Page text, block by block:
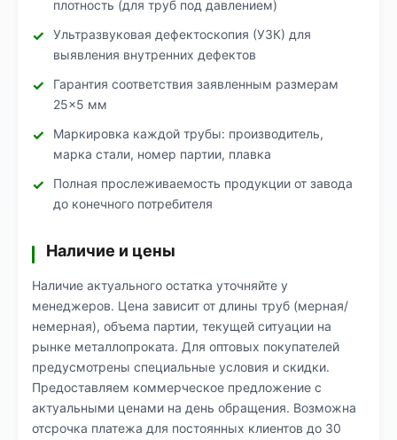
плотность (для труб под давлением)
Ультразвуковая дефектоскопия (УЗК) для
выявления внутренних дефектов
Гарантия соответствия заявленным размерам
25×5 мм
Маркировка каждой трубы: производитель,
марка стали, номер партии, плавка
Полная прослеживаемость продукции от завода
до конечного потребителя
Наличие и цены
Наличие актуального остатка уточняйте у
менеджеров. Цена зависит от длины труб (мерная/
немерная), объема партии, текущей ситуации на
рынке металлопроката. Для оптовых покупателей
предусмотрены специальные условия и скидки.
Предоставляем коммерческое предложение с
актуальными ценами на день обращения. Возможна
отсрочка платежа для постоянных клиентов до 30